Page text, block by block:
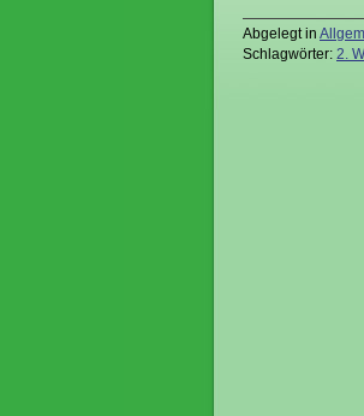
Abgelegt in
Schlagwörter: 2.